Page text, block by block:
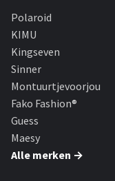
Polaroid
KIMU
Kingseven
Sinner
Montuurtjevoorjou
Fako Fashion®
Guess
Maesy
Alle merken →